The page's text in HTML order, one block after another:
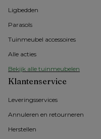
Ligbedden
Parasols
Tuinmeubel accessoires
Alle acties
Bekijk alle tuinmeubelen
Klantenservice
Leveringsservices
Annuleren en retourneren
Herstellen